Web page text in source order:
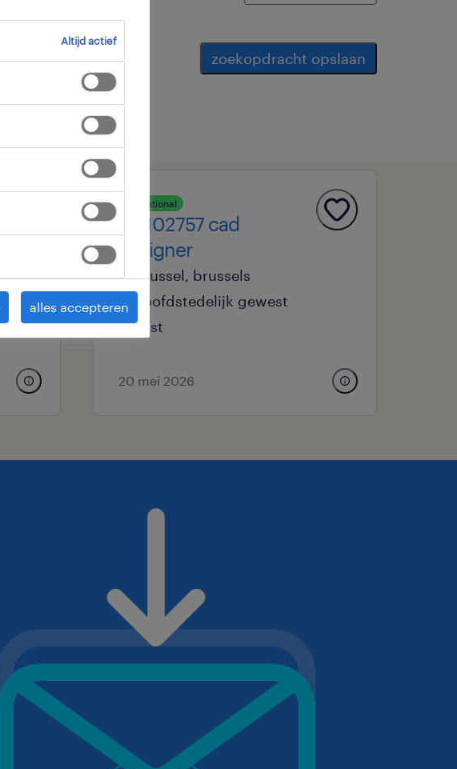
zoekopdracht opslaan
operational
srq102757 cad
designer
brussel, brussels
hoofdstedelijk gewest
vast
20 mei 2026
Altijd actief
alles accepteren